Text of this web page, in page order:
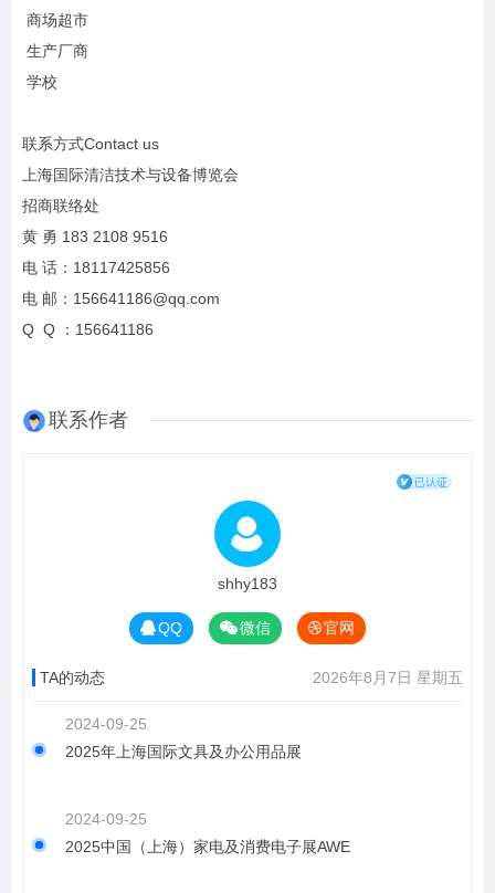
商场超市
生产厂商
学校
联系方式Contact us
上海国际清洁技术与设备博览会
招商联络处
黄 勇 183 2108 9516
电 话：18117425856
电 邮：156641186@qq.com
Q Q ：156641186
联系作者
shhy183
QQ 微信 官网
TA的动态 2026年8月7日 星期五
2024-09-25
2025年上海国际文具及办公用品展
2024-09-25
2025中国（上海）家电及消费电子展AWE